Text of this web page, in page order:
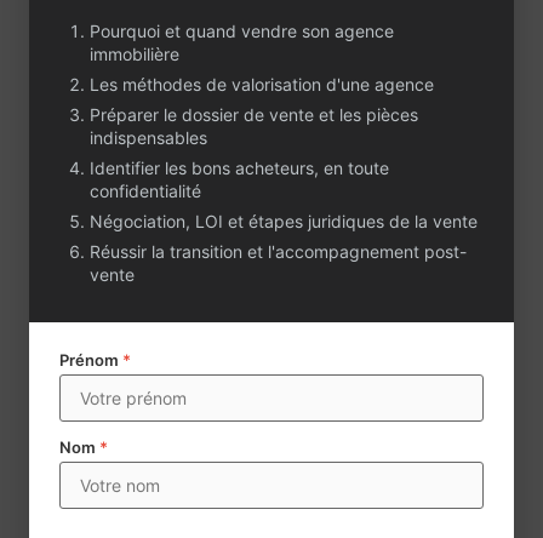
votre écoute. Partagez votre projet dans le
formulaire : notre équipe vous contactera
Pourquoi et quand vendre son agence
immobilière
Les méthodes de valorisation d'une agence
Préparer le dossier de vente et les pièces
indispensables
Identifier les bons acheteurs, en toute
confidentialité
Négociation, LOI et étapes juridiques de la vente
Réussir la transition et l'accompagnement post-
vente
Prénom *
Nom *